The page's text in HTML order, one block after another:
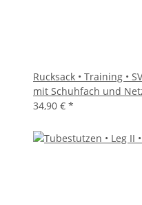
Rucksack • Training •
mit Schuhfach und
34,90 € *